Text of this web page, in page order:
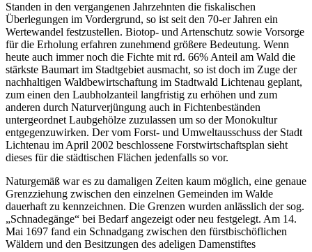
Standen in den vergangenen Jahrzehnten die fiskalischen
Überlegungen im Vordergrund, so ist seit den 70-er Jahren ein
Wertewandel festzustellen. Biotop- und Artenschutz sowie Vorsorge
für die Erholung erfahren zunehmend größere Bedeutung. Wenn
heute auch immer noch die Fichte mit rd. 66% Anteil am Wald die
stärkste Baumart im Stadtgebiet ausmacht, so ist doch im Zuge der
nachhaltigen Waldbewirtschaftung im Stadtwald Lichtenau geplant,
zum einen den Laubholzanteil langfristig zu erhöhen und zum
anderen durch Naturverjüngung auch in Fichtenbeständen
untergeordnet Laubgehölze zuzulassen um so der Monokultur
entgegenzuwirken. Der vom Forst- und Umweltausschuss der Stadt
Lichtenau im April 2002 beschlossene Forstwirtschaftsplan sieht
dieses für die städtischen Flächen jedenfalls so vor.
Naturgemäß war es zu damaligen Zeiten kaum möglich, eine genaue
Grenzziehung zwischen den einzelnen Gemeinden im Walde
dauerhaft zu kennzeichnen. Die Grenzen wurden anlässlich der sog.
„Schnadegänge“ bei Bedarf angezeigt oder neu festgelegt. Am 14.
Mai 1697 fand ein Schnadgang zwischen den fürstbischöflichen
Wäldern und den Besitzungen des adeligen Damenstiftes